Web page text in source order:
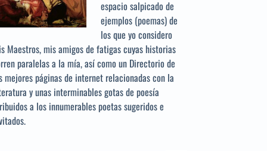
espacio salpicado de
ejemplos (poemas) de
los que yo considero
Maestros, mis amigos de fatigas cuyas historias
paralelas a la mía, así como un Directorio de
mejores páginas de internet relacionadas con la
y unas interminables gotas de poesía
a los innumerables poetas sugeridose